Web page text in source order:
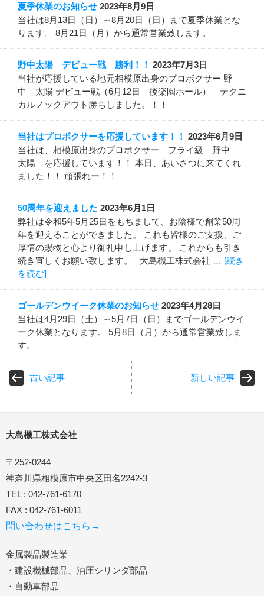
夏季休業のお知らせ 2023年8月9日
当社は8月13日（日）～8月20日（日）まで夏季休業とな
ります。 8月21日（月）から通常営業致します。
野中太陽 デビュー戦 勝利！！ 2023年7月3日
当社が応援している地元相模原出身のプロボクサー 野
中 太陽 デビュー戦（6月12日 後楽園ホール） テクニ
カルノックアウト勝ちしました。！！
当社はプロボクサーを応援しています！！ 2023年6月9日
当社は、相模原出身のプロボクサー フライ級 野中
太陽 を応援しています！！ 本日、あいさつに来てくれ
ました！！ 頑張れー！！
50周年を迎えました 2023年6月1日
弊社は令和5年5月25日をもちまして、お陰様で創業50周
年を迎えることができました。 これも皆様のご支援、ご
厚情の賜物と心より御礼申し上げます。 これからも引き
続き宜しくお願い致します。 大島機工株式会社 … [続き
を読む]
ゴールデンウイーク休業のお知らせ 2023年4月28日
当社は4月29日（土）～5月7日（日）までゴールデンウイ
ーク休業となります。 5月8日（月）から通常営業致しま
す。
古い記事 新しい記事
大島機工株式会社
〒252-0244
神奈川県相模原市中央区田名2242-3
TEL : 042-761-6170
FAX : 042-761-6011
問い合わせはこちら→
金属製品製造業
・建設機械部品、油圧シリンダ部品
・自動車部品